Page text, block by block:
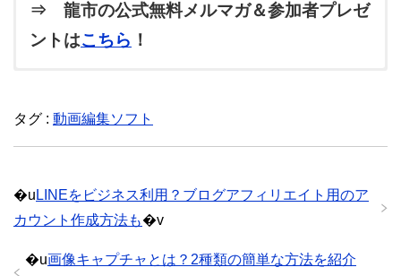
⇒ 龍市の公式無料メルマガ＆参加者プレゼ
ントはこちら ！
タグ : 動画編集ソフト
�u LINEをビジネス利用？ブログアフィリエイト用のア
カウント作成方法も�v
�u画像キャプチャとは？2種類の簡単な方法を紹介